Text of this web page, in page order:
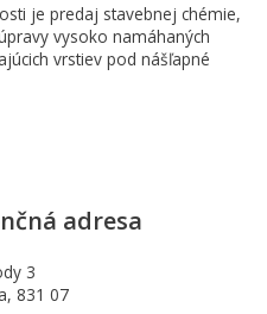
je predaj stavebnej chémie,
vysoko namáhaných
vrstiev pod nášľapné
adresa
3
831 07